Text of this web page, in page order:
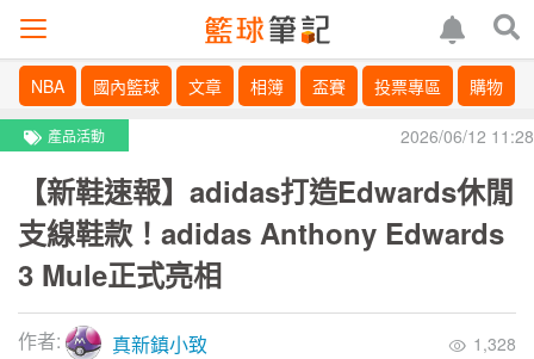
NBA 國內籃球 文章 相簿 盃賽 投票專區 購物
產品活動 2026/06/12 11:28
【新鞋速報】adidas打造Edwards休閒
支線鞋款！adidas Anthony Edwards
3 Mule正式亮相
作者: 真新鎮小致 1,328